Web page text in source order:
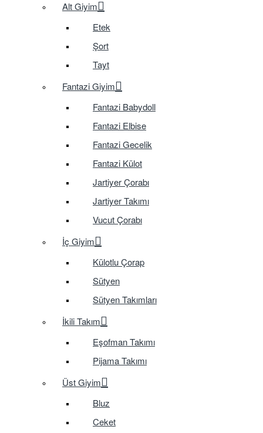
Alt Giyim
Etek
Şort
Tayt
Fantazi Giyim
Fantazi Babydoll
Fantazi Elbise
Fantazi Gecelik
Fantazi Külot
Jartiyer Çorabı
Jartiyer Takımı
Vucut Çorabı
İç Giyim
Külotlu Çorap
Sütyen
Sütyen Takımları
İkili Takım
Eşofman Takımı
Pijama Takımı
Üst Giyim
Bluz
Ceket